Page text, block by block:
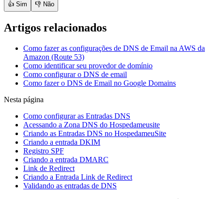
👍 Sim 👎 Não
Artigos relacionados
Como fazer as configurações de DNS de Email na AWS da
Amazon (Route 53)
Como identificar seu provedor de domínio
Como configurar o DNS de email
Como fazer o DNS de Email no Google Domains
Nesta página
Como configurar as Entradas DNS
Acessando a Zona DNS do Hospedameusite
Criando as Entradas DNS no HospedameuSite
Criando a entrada DKIM
Registro SPF
Criando a entrada DMARC
Link de Redirect
Criando a Entrada Link de Redirect
Validando as entradas de DNS